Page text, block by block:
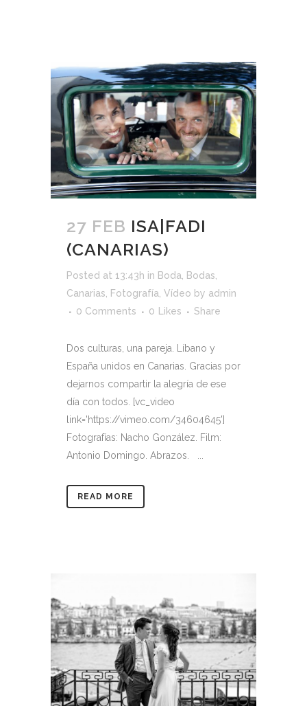
27 FEB ISA|FADI
(CANARIAS)
Posted at 13:43h in Boda Bodas
Canarias
Fotografía Vídeo by admin
0 Comments
0 Likes Share
Dos culturas, una pareja. Líbano y
España unidos en Canarias. Gracias por
dejarnos compartir la alegría de ese
día con todos. [vc_video
link='https://vimeo.com/34604645']
Fotografías: Nacho González. Film:
Antonio Domingo. Abrazos. ...
READ MORE